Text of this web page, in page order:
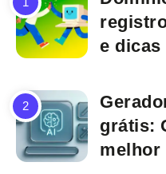
e dicas
grátis:
melhor